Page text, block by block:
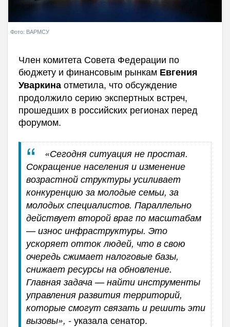
Фото: ВАРМСУ
Член комитета Совета Федерации по
бюджету и финансовым рынкам Евгения
Уваркинаотметила, что обсуждение
продолжило серию экспертных встреч,
прошедших в российских регионах перед
форумом.
«Сегодня ситуация не простая.
Сокращение населения и изменение
возрастной структуры усиливает
конкуренцию за молодые семьи, за
молодых специалистов. Параллельно
действует второй враг по масштабам
— износ инфраструктуры. Это
ускоряет отток людей, что в свою
очередь сжимает налоговые базы,
снижает ресурсы на обновление.
Главная задача — найти инструменты
управления развития территорий,
которые смогут связать и решить эти
вызовы», - указала сенатор.